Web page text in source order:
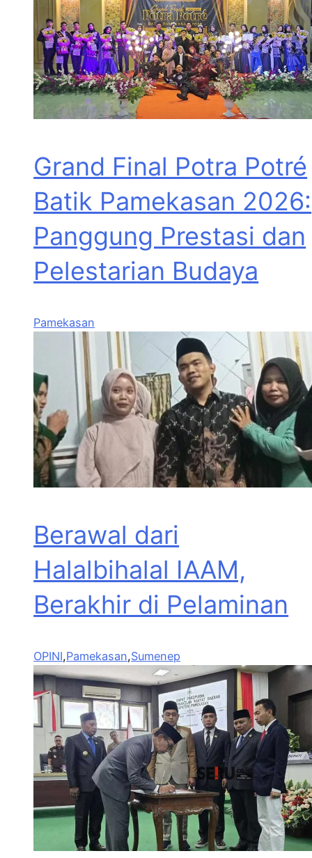
Grand Final Potra Potré
Batik Pamekasan 2026:
Panggung Prestasi dan
Pelestarian Budaya
Pamekasan
Berawal dari
Halalbihalal IAAM,
Berakhir di Pelaminan
OPINI,Pamekasan,Sumenep